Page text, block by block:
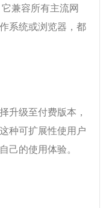
兼容所有主流网
系统或浏览器，都
升级至付费版本，
种可扩展性使用户
己的使用体验。